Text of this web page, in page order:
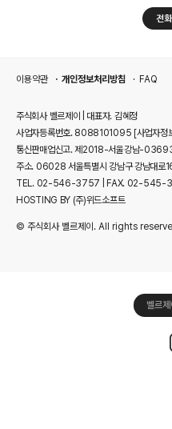
이용약관 개인정보처리방침 FAQ
주식회사 벨르제이 | 대표자. 김혜정
사업자등록번호. 8088101095 [사업자정
통신판매업신고. 제2018-서울강남-
주소. 06028 서울특별시 강남구 강남대로
TEL. 02-546-3757 | FAX. 02-545-
HOSTING BY (주)위드소프트
© 주식회사 벨르제이. All rights
벨르